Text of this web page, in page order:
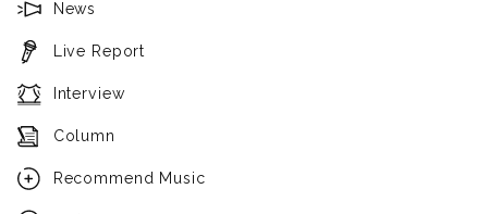
News
Live Report
Interview
Column
Recommend Music